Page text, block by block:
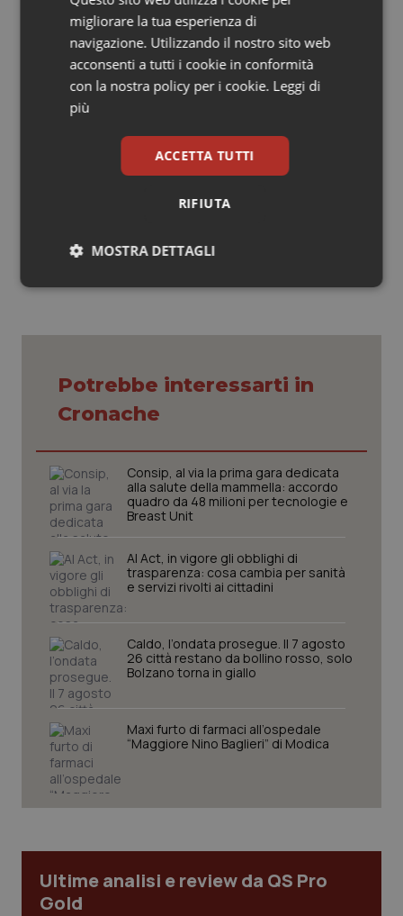
settimana precedente. Il numero più alto di nuovi
decessi è stato segnalati dalla Federazione Russa
(637 nuovi decessi; <1 nuovo decesso per 100 000;
simile alla settimana precedente), Italia (373 nuovi
decessi; <1 nuovo decesso per 100.000; -25%) e
Spagna (326 nuovi decessi; <1 nuovo decesso ogni
Potrebbe interessarti in
Cronache
Consip, al via la prima gara dedicata
alla salute della mammella: accordo
quadro da 48 milioni per tecnologie e
Breast Unit
AI Act, in vigore gli obblighi di
trasparenza: cosa cambia per sanità
e servizi rivolti ai cittadini
Caldo, l’ondata prosegue. Il 7 agosto
26 città restano da bollino rosso, solo
Bolzano torna in giallo
Maxi furto di farmaci all’ospedale
“Maggiore Nino Baglieri” di Modica
Ultime analisi e review da QS Pro
Gold
migliorare la tua esperienza di
navigazione. Utilizzando il nostro sito web
acconsenti a tutti i cookie in conformità
con la nostra policy per i cookie. Leggi di
più
ACCETTA TUTTI
RIFIUTA
MOSTRA DETTAGLI
Necessari Statistici Marketing
Necessari
I cookie necessari contribuiscono a rendere fruibile il
navigazione sulle pagine e l'accesso alle aree
protette del sito. Il sito web non è in grado di
funzionare correttamente senza questi cookie.
Nome
Fornitore/Dominio
VISITOR_PRIVACY_METADATA
YouTube
.youtube.com
CookieScriptConsent
CookieScript
5